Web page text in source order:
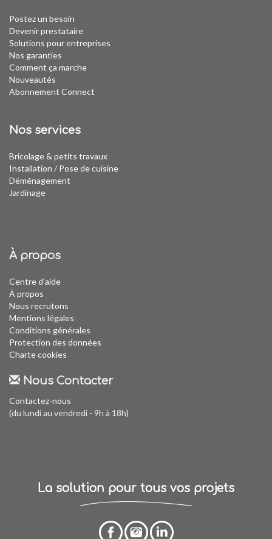
Postez un besoin
Devenir prestataire
Solutions pour entreprises
Nos garanties
Comment ça marche
Nouveautés
Abonnement Connect
Nos services
Bricolage & petits travaux
Installation / Pose de cuisine
Déménagement
Jardinage
À propos
Centre d'aide
À propos
Nous recrutons
Mentions légales
Conditions générales
Protection des données
Charte cookies
Nous Contacter
Contactez-nous
(du lundi au vendredi - 9h à 18h)
La solution pour tous vos projets